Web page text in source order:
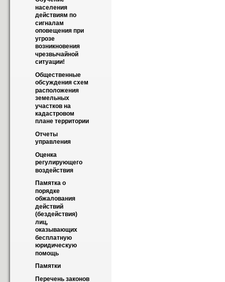
населения
действиям по
сигналам
оповещения при
угрозе
возникновения
чрезвычайной
ситуации!
Общественные
обсуждения схем
расположения
земельных
участков на
кадастровом
плане территории
Отчеты
управления
Оценка
регулирующего
воздействия
Памятка о
порядке
обжалования
действий
(бездействия)
лиц,
оказывающих
бесплатную
юридическую
помощь
Памятки
Перечень законов